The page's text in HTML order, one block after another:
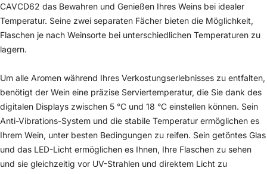
CAVCD62 das Bewahren und Genießen Ihres Weins bei idealer
Temperatur. Seine zwei separaten Fächer bieten die Möglichkeit,
Flaschen je nach Weinsorte bei unterschiedlichen Temperaturen zu
lagern.
Um alle Aromen während Ihres Verkostungserlebnisses zu entfalten,
benötigt der Wein eine präzise Serviertemperatur, die Sie dank des
digitalen Displays zwischen 5 °C und 18 °C einstellen können. Sein
Anti-Vibrations-System und die stabile Temperatur ermöglichen es
Ihrem Wein, unter besten Bedingungen zu reifen. Sein getöntes Glas
und das LED-Licht ermöglichen es Ihnen, Ihre Flaschen zu sehen
und sie gleichzeitig vor UV-Strahlen und direktem Licht zu